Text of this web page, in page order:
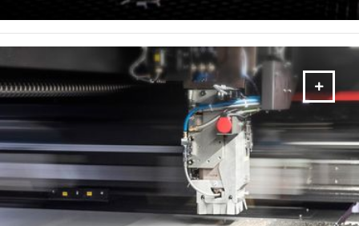
SIEHE VERFÜGBARE BROSCHÜREN